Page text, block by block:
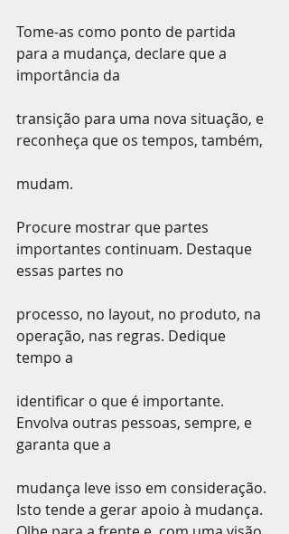
Tome-as como ponto de partida
para a mudança, declare que a
importância da
transição para uma nova situação, e
reconheça que os tempos, também,
mudam.
Procure mostrar que partes
importantes continuam. Destaque
essas partes no
processo, no layout, no produto, na
operação, nas regras. Dedique
tempo a
identificar o que é importante.
Envolva outras pessoas, sempre, e
garanta que a
mudança leve isso em consideração.
Isto tende a gerar apoio à mudança.